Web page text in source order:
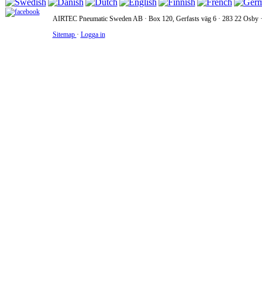
AIRTEC Pneumatic Sweden AB · Box 120, Gerfasts väg 6 · 283 22
Sitemap · Logga in